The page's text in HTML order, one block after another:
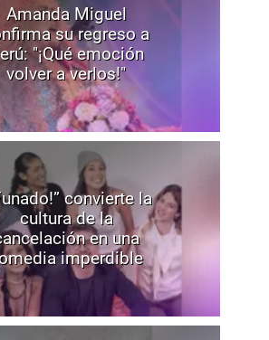
Amanda Miguel
su regreso a
"¡Qué emoción
volver a verlos!"
convierte la
cultura de la
en una
imperdible